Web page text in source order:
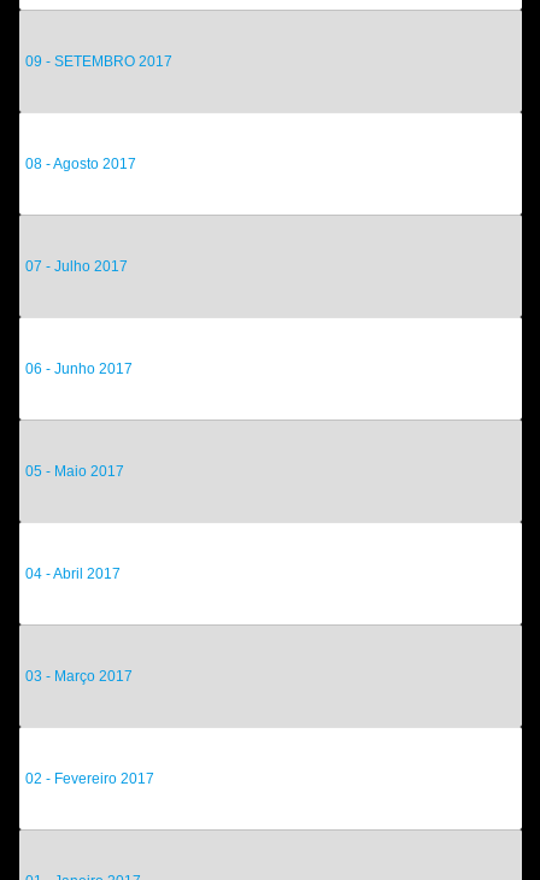
09 - SETEMBRO 2017
08 - Agosto 2017
07 - Julho 2017
06 - Junho 2017
05 - Maio 2017
04 - Abril 2017
03 - Março 2017
02 - Fevereiro 2017